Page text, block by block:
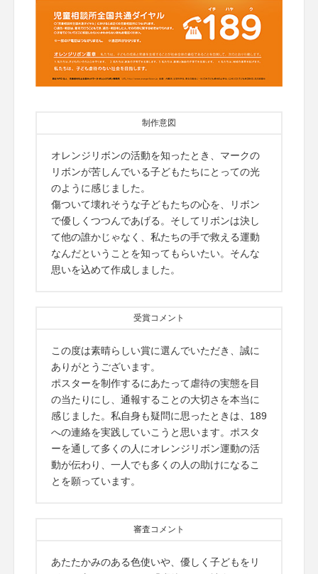
制作意図
オレンジリボンの活動を知ったとき、マークの
リボンが苦しんでいる子どもたちにとっての光
のように感じました。
傷ついて壊れそうな子どもたちの心を、リボン
で優しくつつんであげる。そしてリボンは決し
て他の誰かじゃなく、私たちの手で救える運動
なんだということを知ってもらいたい。そんな
思いを込めて作成しました。
受賞コメント
この度は素晴らしい賞に選んでいただき、誠に
ありがとうございます。
ポスターを制作するにあたって虐待の実態を目
の当たりにし、通報することの大切さを本当に
感じました。私自身も疑問に思ったときは、189
への連絡を実践していこうと思います。ポスタ
ーを通して多くの人にオレンジリボン運動の活
動が伝わり、一人でも多くの人の助けになるこ
とを願っています。
審査コメント
あたたかみのある色使いや、優しく子どもをリ